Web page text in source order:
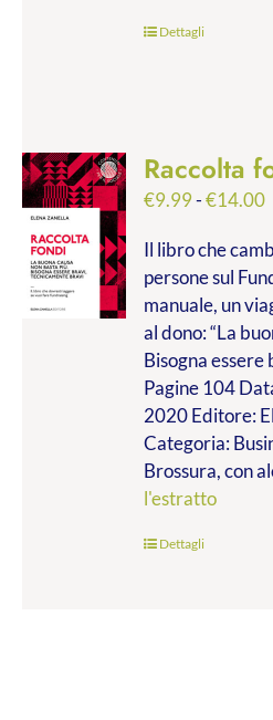
Dettagli
Raccolta
€9.99-€14.00
Il libro che
persone sul
manuale, un
al dono: “La
Bisogna essere
Pagine 104
2020 Editore:
Categoria:
Brossura, con
l'estratto
Dettagli